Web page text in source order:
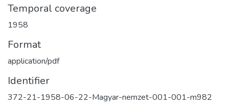
Temporal coverage
1958
Format
application/pdf
Identifier
372-21-1958-06-22-Magyar-nemzet-001-001-m982